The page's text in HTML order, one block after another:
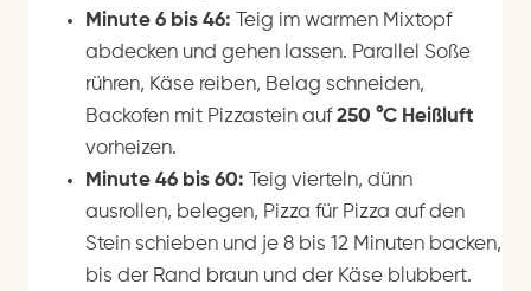
Minute 6 bis 46: Teig im warmen Mixtopf
abdecken und gehen lassen. Parallel Soße
rühren, Käse reiben, Belag schneiden,
Backofen mit Pizzastein auf250 °C Heißluft
vorheizen.
Minute 46 bis 60: Teig vierteln, dünn
ausrollen, belegen, Pizza für Pizza auf den
Stein schieben und je 8 bis 12 Minuten backen,
bis der Rand braun und der Käse blubbert.